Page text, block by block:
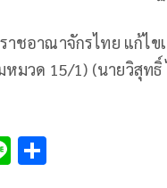
าชอาณาจักรไทย แก้ไ
หมวด 15/1) (นายวิสุ
Li